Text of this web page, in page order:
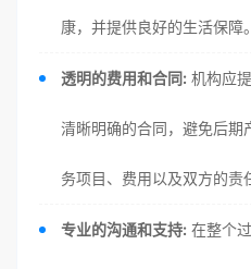
康，并提供良好的生活保障。
透明的费用和合同: 机构应
清晰明确的合同，避免后期
务项目、费用以及双方的责
专业的沟通和支持: 在整个